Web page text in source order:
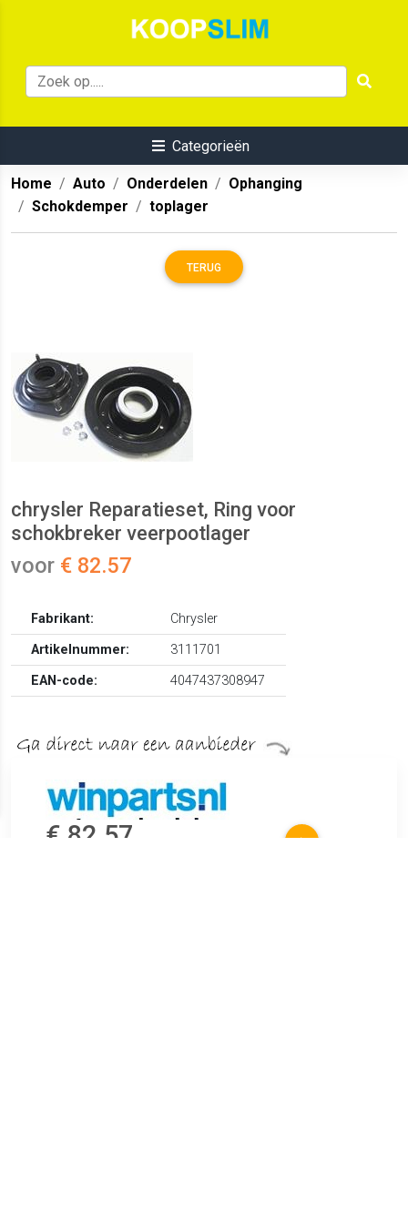
Categorieën
Home Auto Onderdelen
Ophanging
Schokdemper
toplager
TERUG
chrysler Reparatieset, Ring voor
schokbreker veerpootlager
voor € 82.57
Fabrikant:
Chrysler
Artikelnummer:
3111701
EAN-code:
4047437308947
€ 82.57